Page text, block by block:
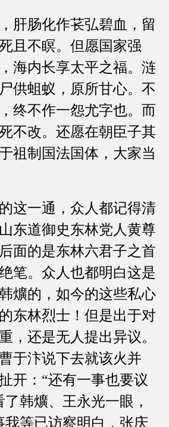
肠化作苌弘碧血，留
且不瞑。但愿国家强
海内长享太平之福。涟
供蛆蚁，原所甘心。不
终不作一怨尤字也。而
不改。还愿在朝臣子其
祖制国法国体，大家当
一通，众人都记得清
东道御史东林党人黄尊
面的是东林六君子之首
笔。众人也都明白这是
爌的，如今的这些私心
东林烈士！但是出于对
，还是无人提出异议。
于汴说下去就该火并
开：“还有一事也要议
韩爌、王永光一眼，
我等已访察明白，张庆